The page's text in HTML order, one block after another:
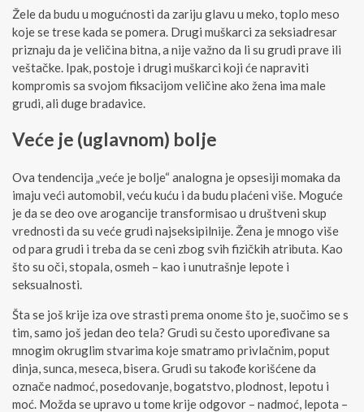
Žele da budu u mogućnosti da zariju glavu u meko, toplo meso
koje se trese kada se pomera. Drugi muškarci za seksiadresar
priznaju da je veličina bitna, a nije važno da li su grudi prave ili
veštačke. Ipak, postoje i drugi muškarci koji će napraviti
kompromis sa svojom fiksacijom veličine ako žena ima male
grudi, ali duge bradavice.
Veće je (uglavnom) bolje
Ova tendencija „veće je bolje“ analogna je opsesiji momaka da
imaju veći automobil, veću kuću i da budu plaćeni više. Moguće
je da se deo ove arogancije transformisao u društveni skup
vrednosti da su veće grudi najseksipilnije. Žena je mnogo više
od para grudi i treba da se ceni zbog svih fizičkih atributa. Kao
što su oči, stopala, osmeh – kao i unutrašnje lepote i
seksualnosti.
Šta se još krije iza ove strasti prema onome što je, suočimo se s
tim, samo još jedan deo tela? Grudi su često upoređivane sa
mnogim okruglim stvarima koje smatramo privlačnim, poput
dinja, sunca, meseca, bisera. Grudi su takođe korišćene da
označe nadmoć, posedovanje, bogatstvo, plodnost, lepotu i
moć. Možda se upravo u tome krije odgovor – nadmoć, lepota –